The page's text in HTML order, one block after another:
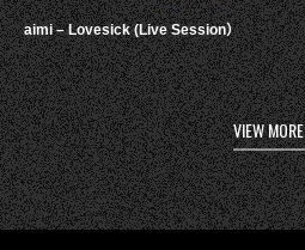
aimi – Lovesick (Live Session）
VIEW MORE